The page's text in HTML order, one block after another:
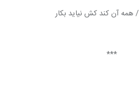
/ همه آن کند کش نیاید بکار
***